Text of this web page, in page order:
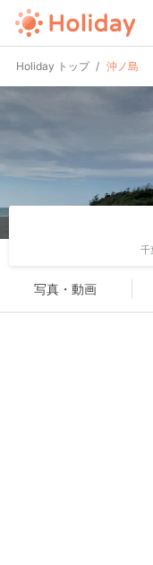
Holiday トップ 沖ノ島
千
写真・動画